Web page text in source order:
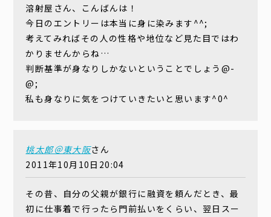
溶射屋さん、こんばんは！
今日のエントリーは本当に身に染みます^^;
考えてみればその人の性格や地位など見た目ではわ
かりませんからね…
判断基準が身なりしかないということでしょう@-
@;
私も身なりに気をつけていきたいと思います^0^
桃太郎＠東大阪さん
2011年10月10日20:04
その昔、自分の父親が銀行に融資を頼んだとき、最
初に仕事着で行ったら門前払いをくらい、翌日スー